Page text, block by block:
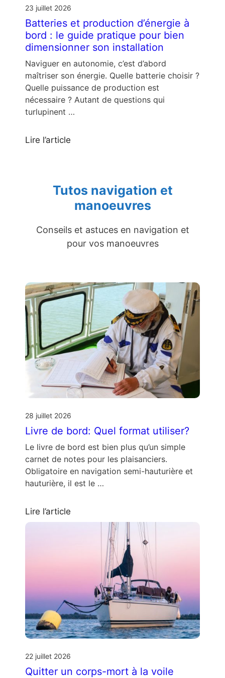
23 juillet 2026
Batteries et production d’énergie à
bord : le guide pratique pour bien
dimensionner son installation
Naviguer en autonomie, c’est d’abord
maîtriser son énergie. Quelle batterie choisir ?
Quelle puissance de production est
nécessaire ? Autant de questions qui
turlupinent …
Lire l’article
Tutos navigation et
manoeuvres
Conseils et astuces en navigation et
pour vos manoeuvres
28 juillet 2026
Livre de bord: Quel format utiliser?
Le livre de bord est bien plus qu’un simple
carnet de notes pour les plaisanciers.
Obligatoire en navigation semi-hauturière et
hauturière, il est le …
Lire l’article
22 juillet 2026
Quitter un corps-mort à la voile